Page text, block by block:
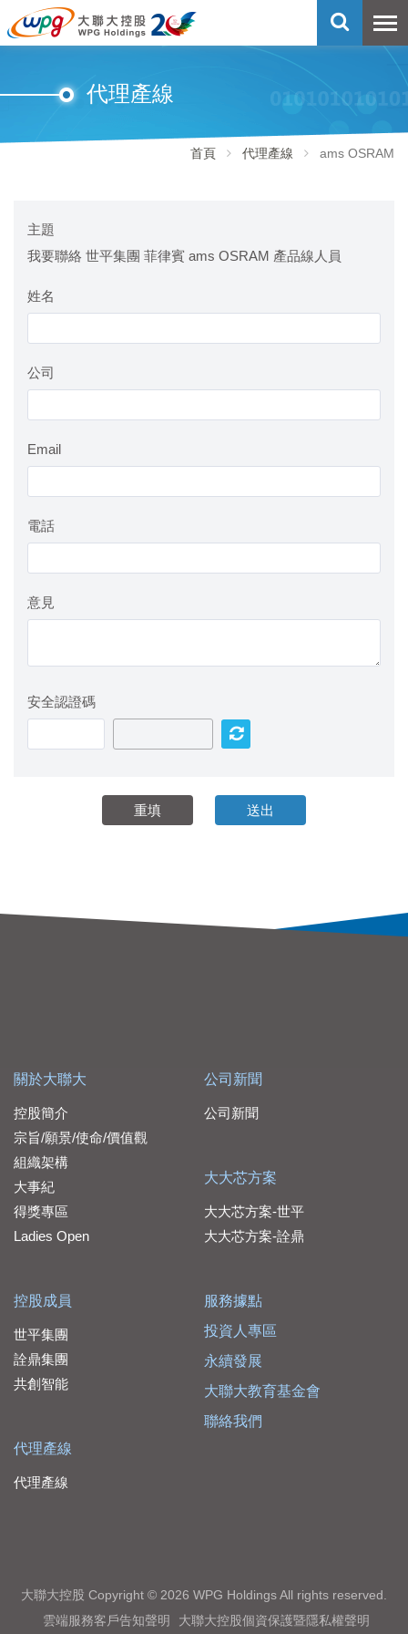
代理產線
首頁 代理產線 ams OSRAM
主題
我要聯絡 世平集團 菲律賓 ams OSRAM 產品線人員
姓名
公司
Email
電話
意見
安全認證碼
關於大聯大
控股簡介
宗旨/願景/使命/價值觀
組織架構
大事紀
得獎專區
Ladies Open
控股成員
世平集團
詮鼎集團
共創智能
代理產線
代理產線
公司新聞
公司新聞
大大芯方案
大大芯方案-世平
大大芯方案-詮鼎
服務據點
投資人專區
永續發展
大聯大教育基金會
聯絡我們
大聯大控股 Copyright © 2026 WPG Holdings All rights reserved.
雲端服務客戶告知聲明
大聯大控股個資保護暨隱私權聲明